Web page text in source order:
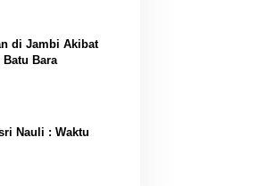
di Jambi Akibat
Bara
Nauli : Waktu